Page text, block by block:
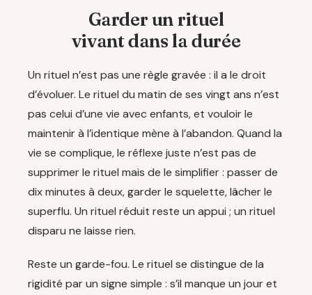
Garder un rituel
vivant dans la durée
Un rituel n’est pas une règle gravée : il a le droit
d’évoluer. Le rituel du matin de ses vingt ans n’est
pas celui d’une vie avec enfants, et vouloir le
maintenir à l’identique mène à l’abandon. Quand la
vie se complique, le réflexe juste n’est pas de
supprimer le rituel mais de le simplifier : passer de
dix minutes à deux, garder le squelette, lâcher le
superflu. Un rituel réduit reste un appui ; un rituel
disparu ne laisse rien.
Reste un garde-fou. Le rituel se distingue de la
rigidité par un signe simple : s’il manque un jour et